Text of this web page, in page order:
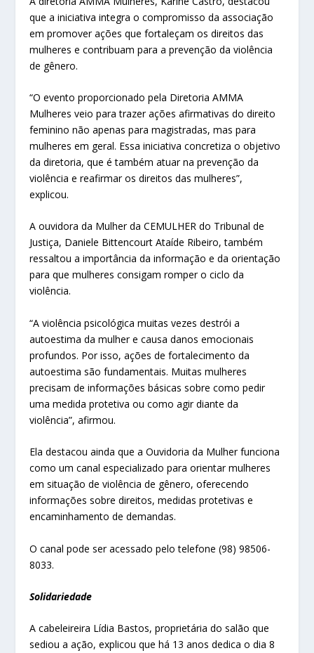
que a iniciativa integra o compromisso da associação
em promover ações que fortaleçam os direitos das
mulheres e contribuam para a prevenção da violência
de gênero.
“O evento proporcionado pela Diretoria AMMA
Mulheres veio para trazer ações afirmativas do direito
feminino não apenas para magistradas, mas para
mulheres em geral. Essa iniciativa concretiza o objetivo
da diretoria, que é também atuar na prevenção da
violência e reafirmar os direitos das mulheres”,
explicou.
A ouvidora da Mulher da CEMULHER do Tribunal de
Justiça, Daniele Bittencourt Ataíde Ribeiro, também
ressaltou a importância da informação e da orientação
para que mulheres consigam romper o ciclo da
violência.
“A violência psicológica muitas vezes destrói a
autoestima da mulher e causa danos emocionais
profundos. Por isso, ações de fortalecimento da
autoestima são fundamentais. Muitas mulheres
precisam de informações básicas sobre como pedir
uma medida protetiva ou como agir diante da
violência”, afirmou.
Ela destacou ainda que a Ouvidoria da Mulher funciona
como um canal especializado para orientar mulheres
em situação de violência de gênero, oferecendo
informações sobre direitos, medidas protetivas e
encaminhamento de demandas.
O canal pode ser acessado pelo telefone (98) 98506-
8033.
Solidariedade
A cabeleireira Lídia Bastos, proprietária do salão que
sediou a ação, explicou que há 13 anos dedica o dia 8